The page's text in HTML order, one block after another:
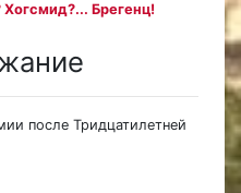
Брегенц!
после Тридцатилетней